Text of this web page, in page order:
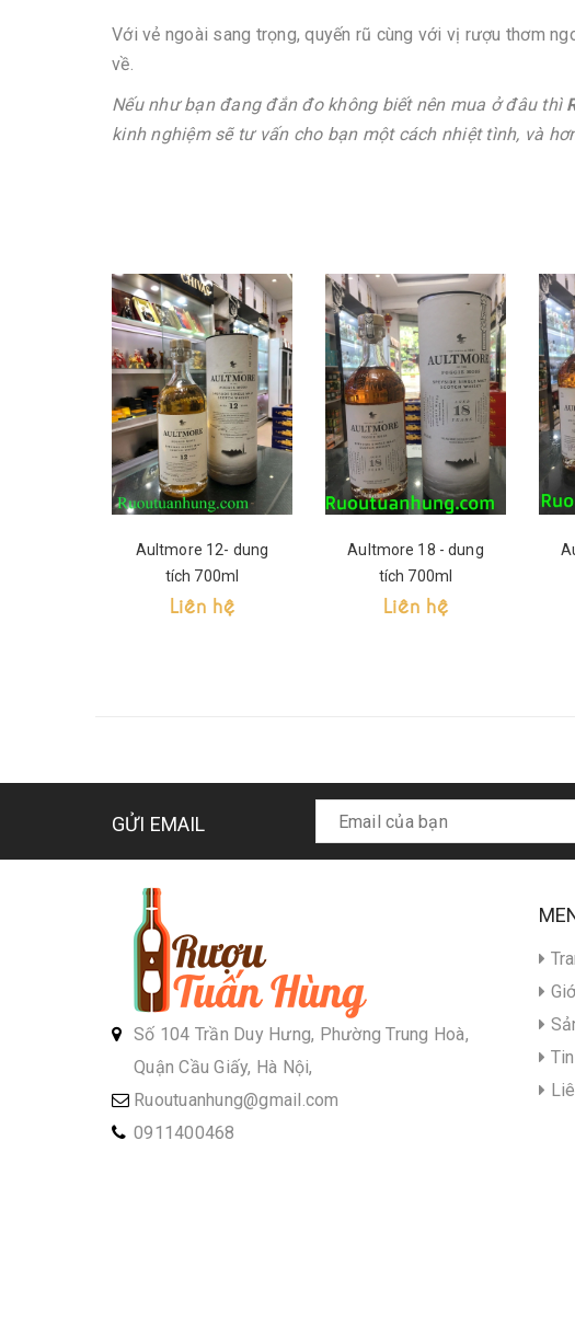
Với vẻ ngoài sang trọng, quyến rũ cùng với vị rượu thơm
về.
Nếu như bạn đang đắn đo không biết nên mua ở đâu thì
kinh nghiệm sẽ tư vấn cho bạn một cách nhiệt tình, và
Aultmore 12- dung
tích 700ml
Liên hệ
Aultmore 18 - dung
tích 700ml
Liên hệ
GỬI EMAIL
Số 104 Trần Duy Hưng, Phường Trung Hoà,
Quận Cầu Giấy, Hà Nội,
Ruoutuanhung@gmail.com
0911400468